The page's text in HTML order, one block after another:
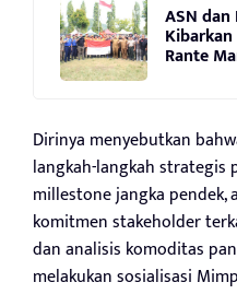
ASN
Rante
Dirinya menyebutkan
langkah-langkah strategis
millestone jangka
komitmen stakeholder
dan analisis komoditas
melakukan sosialisasi